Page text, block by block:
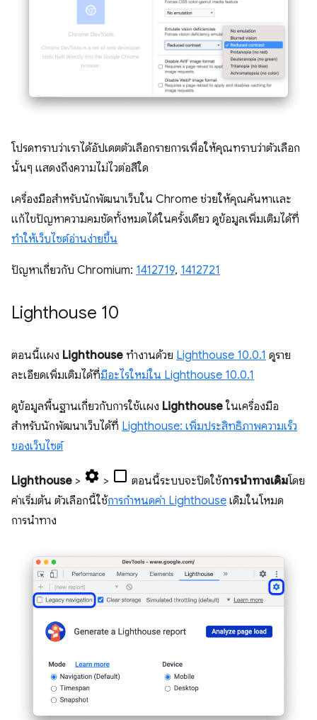
โปรดทราบว่าเราได้อัปเดตตัวเลือกรายการเพื่อให้คุณทราบว่าตัวเลือก
นั้นๆ แสดงถึงความไม่ไวต่อสีใด
เครื่องมือสำหรับนักพัฒนาเว็บใน Chrome ช่วยให้คุณค้นหาและ
แก้ไขปัญหาความคมชัดทั้งหมดได้ในครั้งเดียว ดูข้อมูลเพิ่มเติมได้ที่
ทําให้เว็บไซต์อ่านง่ายขึ้น
ปัญหาเกี่ยวกับ Chromium: 1412719, 1412721
Lighthouse 10
ตอนนี้แผง Lighthouse ทำงานด้วย Lighthouse 10.0.1 ดูราย
ละเอียดเพิ่มเติมได้ที่มีอะไรใหม่ใน Lighthouse 10.0.1
ดูข้อมูลพื้นฐานเกี่ยวกับการใช้แผง Lighthouseในเครื่องมือ
สำหรับนักพัฒนาเว็บได้ที่ Lighthouse: เพิ่มประสิทธิภาพความเร็ว
ของเว็บไซต์
Lighthouse > > ตอนนี้ระบบจะปิดใช้การนำทางเดิมโดย
ค่าเริ่มต้น ตัวเลือกนี้ใช้การกำหนดค่า Lighthouse เดิมในโหมด
การนำทาง